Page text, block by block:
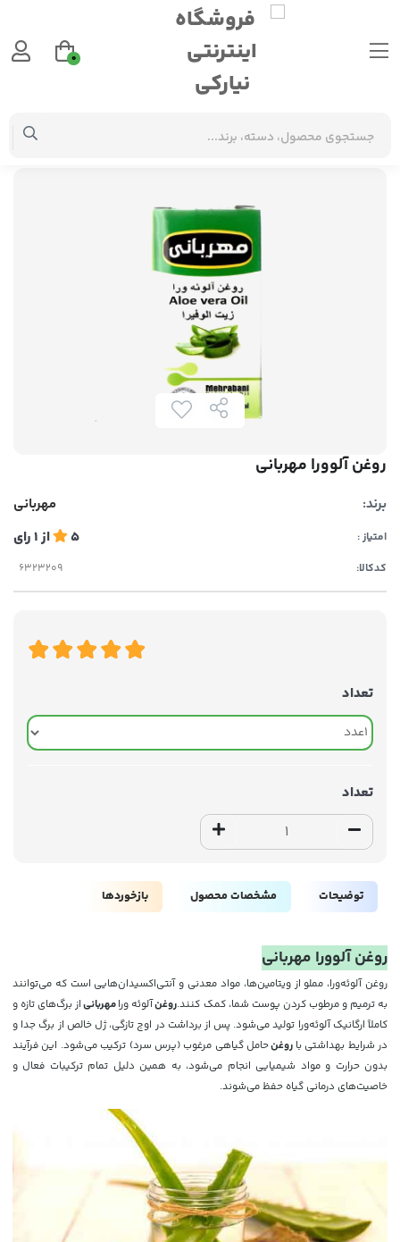
سایر لوازم عطاری روغن آلوورا مهربانی
روغن آلوورا مهربانی
برند: مهربانی
امتیاز : 5 از1رای
کدکالا:
تعداد
تعداد
توضیحات مشخصات محصول بازخوردها
روغن آلوورا مهربانی
روغن آلوئه‌ورا، مملو از ویتامین‌ها، مواد معدنی و آنتی‌اکسیدان‌هایی است که می‌توانند
به ترمیم و مرطوب کردن پوست شما، کمک کنند.روغنآلوئه ورامهربانیاز برگ‌های تازه و
کاملاً ارگانیک آلوئه‌ورا تولید می‌شود. پس از برداشت در اوج تازگی، ژل خالص از برگ جدا و
در شرایط بهداشتی با روغنحامل گیاهی مرغوب (پرس سرد) ترکیب می‌شود. این فرآیند
بدون حرارت و مواد شیمیایی انجام می‌شود، به همین دلیل تمام ترکیبات فعال و
خاصیت‌های درمانی گیاه حفظ می‌شوند.
0